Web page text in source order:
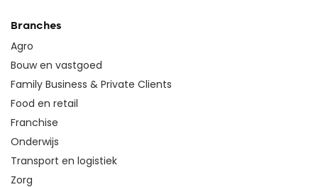
Branches
Agro
Bouw en vastgoed
Family Business & Private Clients
Food en retail
Franchise
Onderwijs
Transport en logistiek
Zorg